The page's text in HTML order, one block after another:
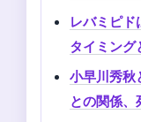
レバミピド
タイミング
小早川秀秋
との関係、